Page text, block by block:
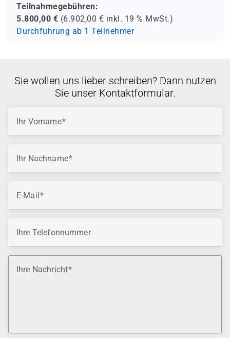
Security Master – wurde von Sicherheitsexpert*innen
wie Paula Januszkiewicz und Sami Laiho ausgebildet.
Andy arbeitet seit Ende der 90er als Trainer und
garantiert.
Teilnahmegebühren:
5.800,00 € (6.902,00 € inkl. 19 % MwSt.)
Durchführung ab 1 Teilnehmer
Sie wollen uns lieber schreiben? Dann nutzen
Sie unser Kontaktformular.
Ihr Vorname
Ihr Nachname
E-Mail
Ihre Telefonnummer
Ihre Nachricht